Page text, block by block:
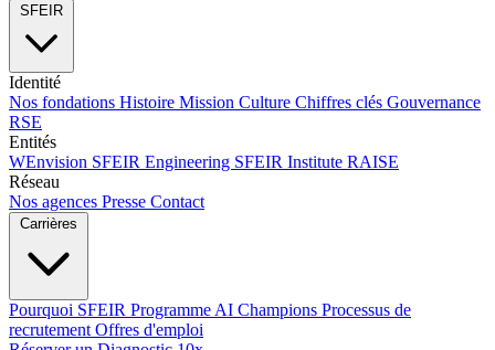
SFEIR
Identité
Nos fondations Histoire Mission Culture Chiffres clés Gouvernance
RSE
Entités
WEnvision SFEIR Engineering SFEIR Institute RAISE
Réseau
Nos agences Presse Contact
Carrières
Pourquoi SFEIR Programme AI Champions Processus de
recrutement Offres d'emploi